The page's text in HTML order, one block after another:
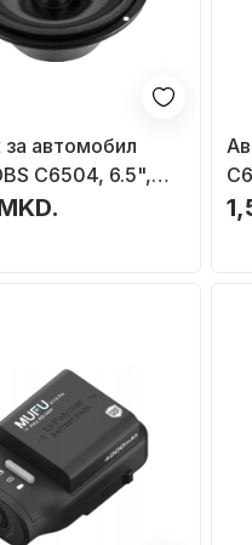
за автомобил
C6504, 6.5",